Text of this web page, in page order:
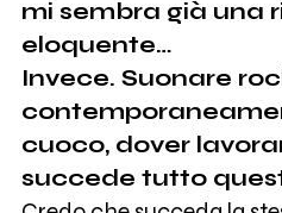
mi sembra già una
eloquente…
Invece. Suonare
cuoco, dover
succede tutto